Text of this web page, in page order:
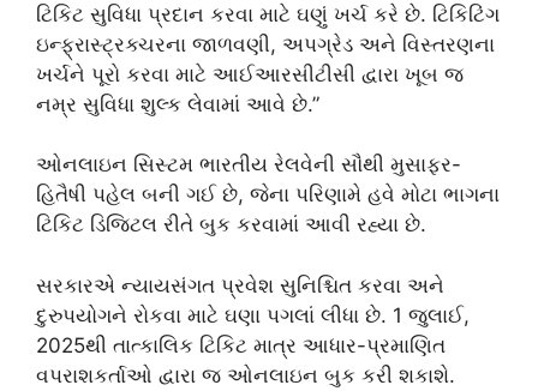
ટિકિટ સુવિધા પ્રદાન કરવા માટે ઘણું ખર્ચ કરે છે. ટિકિટિંગ
ઇન્ફ્રાસ્ટ્રક્ચરના જાળવણી, અપગ્રેડ અને વિસ્તરણના
ખર્ચને પૂરો કરવા માટે આઈઆરસીટીસી દ્વારા ખૂબ જ
નમ્ર સુવિધા શુલ્ક લેવામાં આવે છે.”
ઓનલાઇન સિસ્ટમ ભારતીય રેલવેની સૌથી મુસાફર-
હિતૈષી પહેલ બની ગઈ છે, જેના પરિણામે હવે મોટા ભાગના
ટિકિટ ડિજિટલ રીતે બુક કરવામાં આવી રહ્યા છે.
સરકારએ ન્યાયસંગત પ્રવેશ સુનિશ્ચિત કરવા અને
દુરુપયોગને રોકવા માટે ઘણા પગલાં લીધા છે. 1 જુલાઈ,
2025થી તાત્કાલિક ટિકિટ માત્ર આધાર-પ્રમાણિત
વપરાશકર્તાઓ દ્વારા જ ઓનલાઇન બુક કરી શકાશે.